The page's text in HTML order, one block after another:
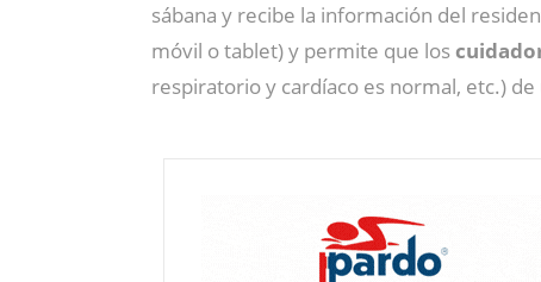
sábana y recibe la información del
móvil o tablet) y permite que los
respiratorio y cardíaco es normal, etc.)